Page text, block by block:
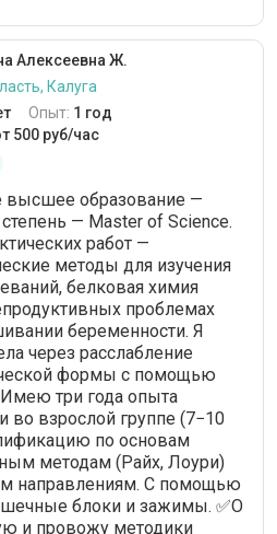
Алексеевна Ж.
Калуга
Опыт: 1 год
500 руб/час
высшее образование —
— Master of Science.
работ —
методы для изучения
белковая химия
проблемах
беременности. Я
через расслабление
формы с помощью
Имею три года опыта
во взрослой группе (7−10
по основам
методам (Райх, Лоури)
направлениям. С помощью
блоки и зажимы. ✅О
и провожу методики